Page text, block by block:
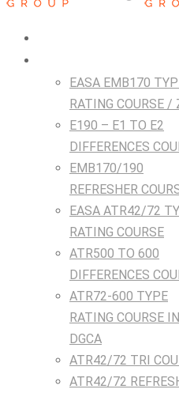
EASA EMB170
RATING COURSE /
E190 – E1 TO E2
DIFFERENCES
EMB170/190
REFRESHER
EASA ATR42/72
RATING COURSE
ATR500 TO 600
DIFFERENCES
ATR72-600 TYPE
RATING COURSE
DGCA
ATR42/72 TRI
ATR42/72